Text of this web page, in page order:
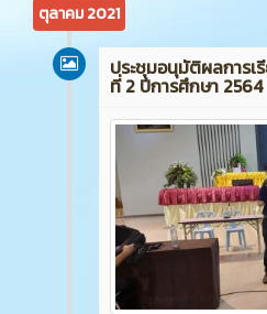
ตุลาคม 2021
ประชุมอนุมัติผลการเ
ที่ 2 ปีการศึกษา 2564